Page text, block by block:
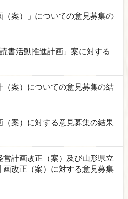
（案）」についての意見募集の
書活動推進計画」案に対する
（案）についての意見募集の結
（案）に対する意見募集の結果
営計画改正（案）及び山形県立
画改正（案）に対する意見募集